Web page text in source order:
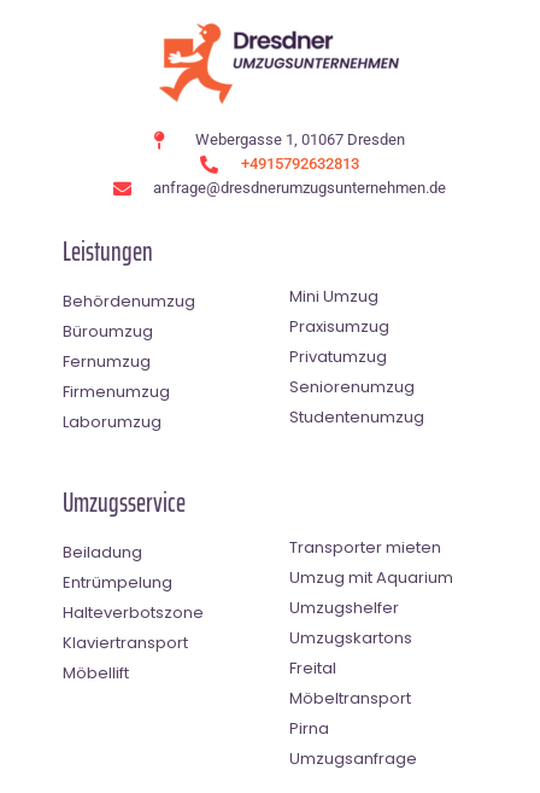
Webergasse 1, 01067 Dresden
+4915792632813
anfrage@dresdnerumzugsunternehmen.de
Leistungen
Behördenumzug
Büroumzug
Fernumzug
Firmenumzug
Laborumzug
Mini Umzug
Praxisumzug
Privatumzug
Seniorenumzug
Studentenumzug
Umzugsservice
Beiladung
Entrümpelung
Halteverbotszone
Klaviertransport
Möbellift
Transporter mieten
Umzug mit Aquarium
Umzugshelfer
Umzugskartons
Freital
Möbeltransport
Pirna
Umzugsanfrage